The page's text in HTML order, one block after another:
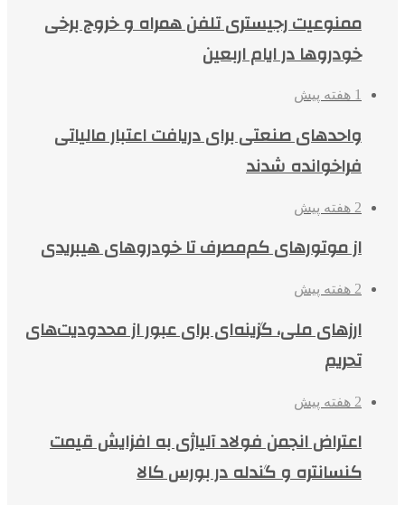
ممنوعیت رجیستری تلفن همراه و خروج برخی
خودروها در ایام اربعین
1 هفته پیش
واحدهای صنعتی برای دریافت اعتبار مالیاتی
فراخوانده شدند
2 هفته پیش
از موتورهای کم‌مصرف تا خودروهای هیبریدی
2 هفته پیش
ارزهای ملی، گزینه‌ای برای عبور از محدودیت‌های
تحریم
2 هفته پیش
اعتراض انجمن فولاد آلیاژی به افزایش قیمت
کنسانتره و گندله در بورس کالا